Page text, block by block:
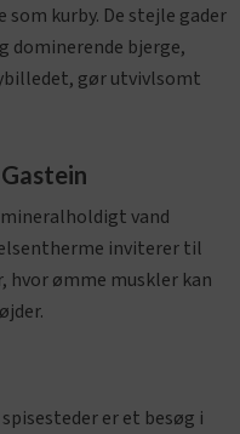
kurby. De stejle gader
dominerende bjerge,
gør utvivlsomt
vand
inviterer til
hvor ømme muskler kan
er et besøg i